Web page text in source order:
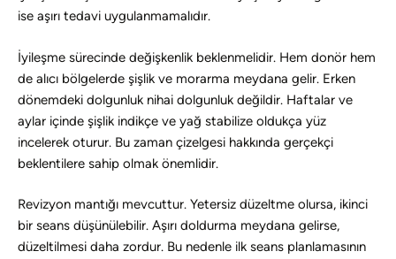
ise aşırı tedavi uygulanmamalıdır.
İyileşme sürecinde değişkenlik beklenmelidir. Hem donör hem
de alıcı bölgelerde şişlik ve morarma meydana gelir. Erken
dönemdeki dolgunluk nihai dolgunluk değildir. Haftalar ve
aylar içinde şişlik indikçe ve yağ stabilize oldukça yüz
incelerek oturur. Bu zaman çizelgesi hakkında gerçekçi
beklentilere sahip olmak önemlidir.
Revizyon mantığı mevcuttur. Yetersiz düzeltme olursa, ikinci
bir seans düşünülebilir. Aşırı doldurma meydana gelirse,
düzeltilmesi daha zordur. Bu nedenle ilk seans planlamasının